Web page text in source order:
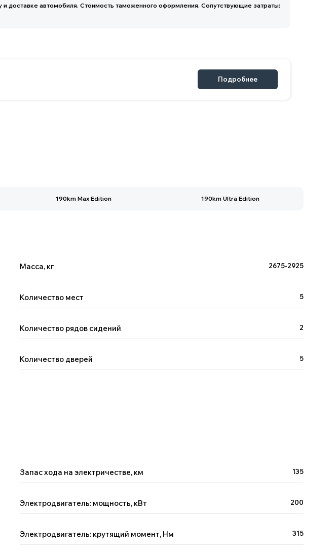
190km Max Edition 190km Ultra Edition
Масса, кг 2675-2925
Количество мест 5
Количество рядов сидений 2
Количество дверей 5
Запас хода на электричестве, км 135
Электродвигатель: мощность, кВт 200
Электродвигатель: крутящий момент, Нм 315